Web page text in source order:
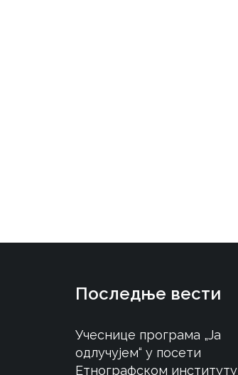
Последње вести
Учеснице програма „Ја
одлучујем“ у посети
Етнографском институту